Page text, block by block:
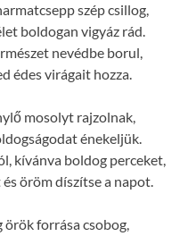
szép csillog,
boldogan vigyáz rád.
nevédbe borul,
édes virágait hozza.
mosolyt rajzolnak,
énekeljük.
kívánva boldog perceket,
öröm díszítse a napot.
örök forrása csobog,